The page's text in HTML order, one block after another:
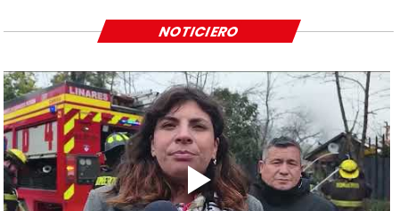
NOTICIERO